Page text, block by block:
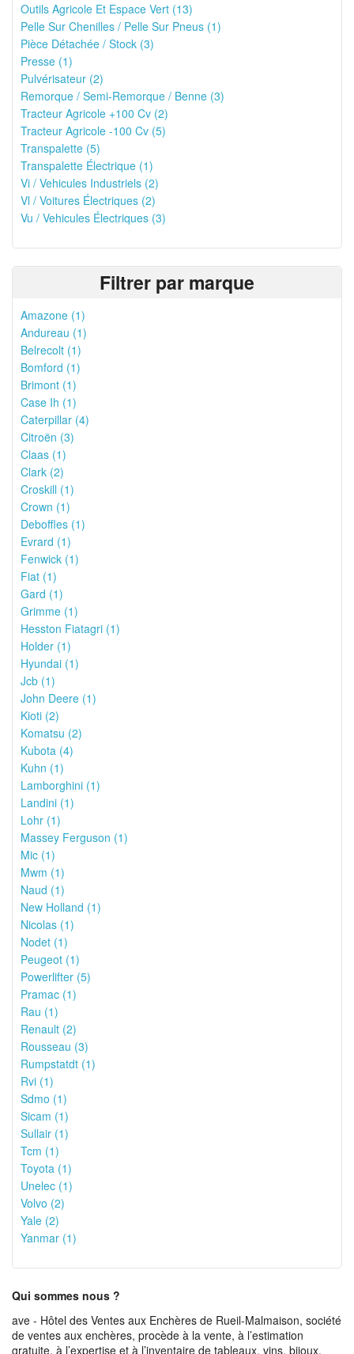
Outils Agricole Et Espace Vert (13)
Pelle Sur Chenilles / Pelle Sur Pneus (1)
Pièce Détachée / Stock (3)
Presse (1)
Pulvérisateur (2)
Remorque / Semi-Remorque / Benne (3)
Tracteur Agricole +100 Cv (2)
Tracteur Agricole -100 Cv (5)
Transpalette (5)
Transpalette Électrique (1)
Vi / Vehicules Industriels (2)
Vl / Voitures Électriques (2)
Vu / Vehicules Électriques (3)
Filtrer par marque
Amazone (1)
Andureau (1)
Belrecolt (1)
Bomford (1)
Brimont (1)
Case Ih (1)
Caterpillar (4)
Citroën (3)
Claas (1)
Clark (2)
Croskill (1)
Crown (1)
Deboffles (1)
Evrard (1)
Fenwick (1)
Fiat (1)
Gard (1)
Grimme (1)
Hesston Fiatagri (1)
Holder (1)
Hyundai (1)
Jcb (1)
John Deere (1)
Kioti (2)
Komatsu (2)
Kubota (4)
Kuhn (1)
Lamborghini (1)
Landini (1)
Lohr (1)
Massey Ferguson (1)
Mic (1)
Mwm (1)
Naud (1)
New Holland (1)
Nicolas (1)
Nodet (1)
Peugeot (1)
Powerlifter (5)
Pramac (1)
Rau (1)
Renault (2)
Rousseau (3)
Rumpstatdt (1)
Rvi (1)
Sdmo (1)
Sicam (1)
Sullair (1)
Tcm (1)
Toyota (1)
Unelec (1)
Volvo (2)
Yale (2)
Yanmar (1)
Qui sommes nous ?
ave - Hôtel des Ventes aux Enchères de Rueil-Malmaison, société
de ventes aux enchères, procède à la vente, à l’estimation
gratuite, à l’expertise et à l’inventaire de tableaux, vins, bijoux,